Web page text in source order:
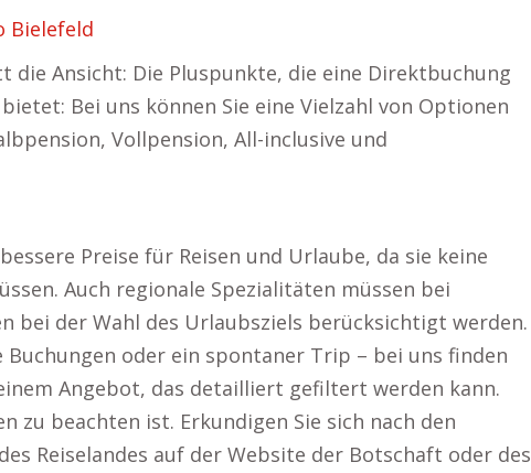
Bielefeld
die Ansicht: Die Pluspunkte, die eine Direktbuchung
Bei uns können Sie eine Vielzahl von Optionen
Vollpension, All-inclusive und
Preise für Reisen und Urlaube, da sie keine
Auch regionale Spezialitäten müssen bei
bei der Wahl des Urlaubsziels berücksichtigt werden.
Buchungen oder ein spontaner Trip – bei uns finden
Angebot, das detailliert gefiltert werden kann.
zu beachten ist. Erkundigen Sie sich nach den
Reiselandes auf der Website der Botschaft oder des